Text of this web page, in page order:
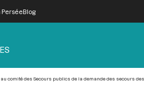
PerséeBlog
au comité des Secours publics de la demande des secours